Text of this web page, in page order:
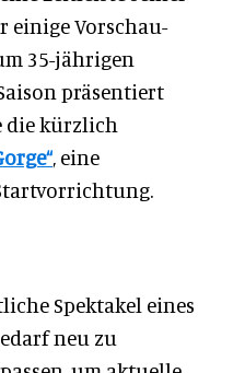
einige Vorschau-
35-jährigen
präsentiert
die kürzlich
, eine
Spektakel eines
neu zu